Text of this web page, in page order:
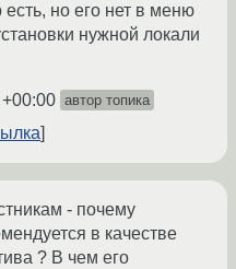
но его нет в меню
нужной локали
автор топика
- почему
в качестве
? В чем его